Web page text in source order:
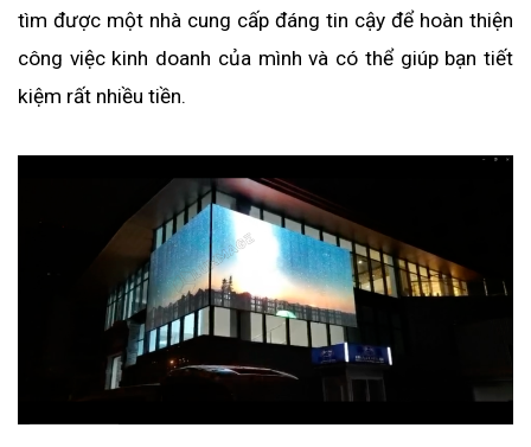
tìm được một nhà cung cấp đáng tin cậy để hoàn thiện
công việc kinh doanh của mình và có thể giúp bạn tiết
kiệm rất nhiều tiền.